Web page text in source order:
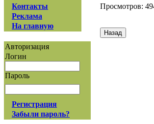
Контакты
Реклама
На главную
Авторизация
Логин
Пароль
Регистрация
Забыли пароль?
Просмотров: